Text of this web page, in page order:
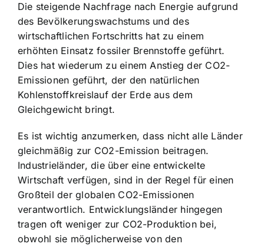
Die steigende Nachfrage nach Energie aufgrund
des Bevölkerungswachstums und des
wirtschaftlichen Fortschritts hat zu einem
erhöhten Einsatz fossiler Brennstoffe geführt.
Dies hat wiederum zu einem Anstieg der CO2-
Emissionen geführt, der den natürlichen
Kohlenstoffkreislauf der Erde aus dem
Gleichgewicht bringt.
Es ist wichtig anzumerken, dass nicht alle Länder
gleichmäßig zur CO2-Emission beitragen.
Industrieländer, die über eine entwickelte
Wirtschaft verfügen, sind in der Regel für einen
Großteil der globalen CO2-Emissionen
verantwortlich. Entwicklungsländer hingegen
tragen oft weniger zur CO2-Produktion bei,
obwohl sie möglicherweise von den